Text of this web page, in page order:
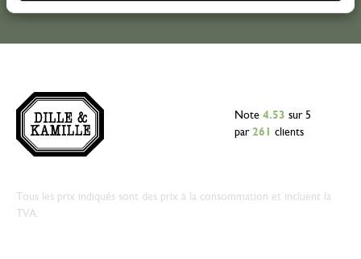
Note 4.53 sur 5
par 261 clients
Tous les prix indiqués sont des prix à la consommation et incluent la
TVA.